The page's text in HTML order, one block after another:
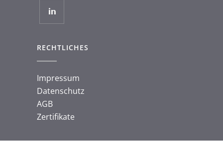
RECHTLICHES
Impressum
Datenschutz
AGB
Zertifikate